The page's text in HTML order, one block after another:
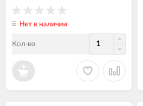
Нет в наличии
Кол-во